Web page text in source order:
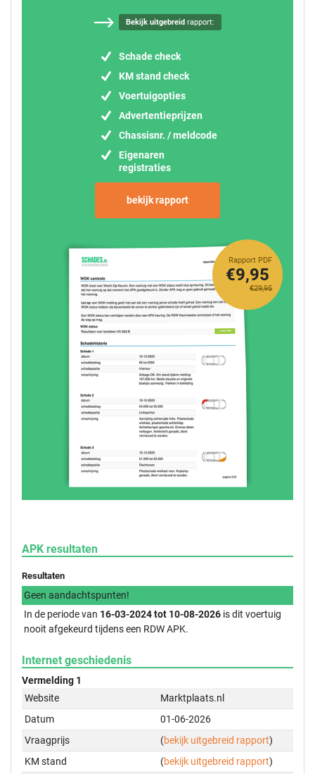
Bekijk uitgebreidrapport:
Schade check
KM stand check
Voertuigopties
Advertentieprijzen
Chassisnr. / meldcode
Eigenaren
registraties
bekijk rapport
Rapport PDF
€29,95
€9,95
APK resultaten
Resultaten
Geen aandachtspunten!
In de periode van 16-03-2024 tot 10-08-2026 is dit voertuig
nooit afgekeurd tijdens een RDW APK.
Internet geschiedenis
Vermelding 1
Website
Marktplaats.nl
Datum
01-06-2026
Vraagprijs
(bekijk uitgebreid rapport)
KM stand
(bekijk uitgebreid rapport)